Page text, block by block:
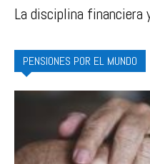
La disciplina financiera
PENSIONES POR EL MUNDO